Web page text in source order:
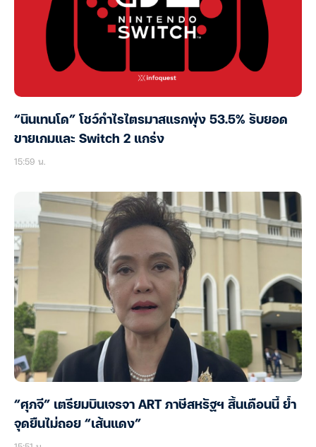
“นินเทนโด” โชว์กำไรไตรมาสแรกพุ่ง 53.5% รับยอด
ขายเกมและ Switch 2 แกร่ง
15:59 น.
“ศุภจี” เตรียมบินเจรจา ART ภาษีสหรัฐฯ สิ้นเดือนนี้ ย้ำ
จุดยืนไม่ถอย “เส้นแดง”